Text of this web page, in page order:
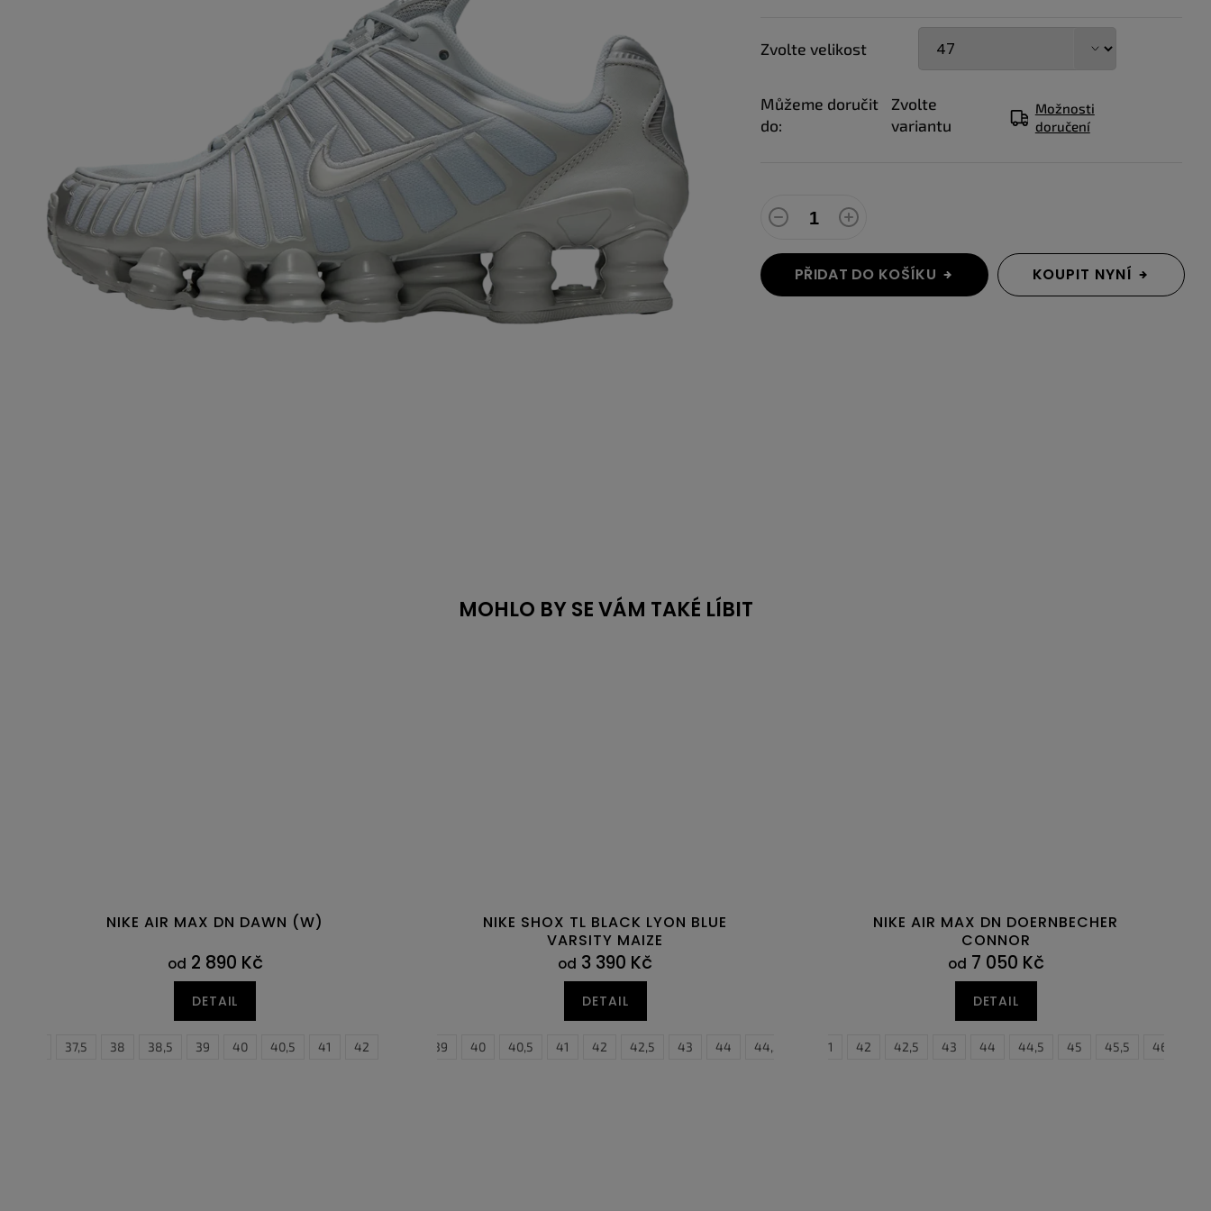
Zvolte velikost
Můžeme doručit
do:
Zvolte
variantu
Možnosti
doručení
PŘIDAT DO KOŠÍKU KOUPIT NYNÍ
MOHLO BY SE VÁM TAKÉ LÍBIT
NIKE AIR MAX DN DAWN (W)
od 2 890 Kč
DETAIL
37,5 38 38,5 39 40 40,5 41 42
NIKE SHOX TL BLACK LYON BLUE
VARSITY MAIZE
od 3 390 Kč
DETAIL
36 36,5 37,5 38 39 40 40,5 41 42 42,5 43 44 44,5 45,5 46 47,5
NIKE AIR MAX DN DOERNBECHER
CONNOR
od 7 050 Kč
DETAIL
41 42 42,5 43 44 44,5 45 45,5 46